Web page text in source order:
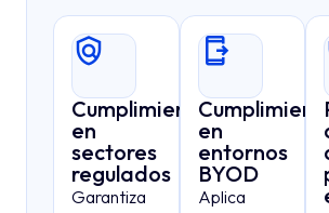
Cumplimiento
en
sectores
regulados
Garantiza
en
entornos
BYOD
Aplica